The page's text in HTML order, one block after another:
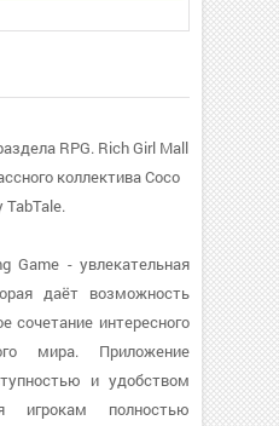
RPG. Rich Girl Mall
коллектива Coco
TabTale.
Game - увлекательная
даёт возможность
сочетание интересного
мира. Приложение
и удобством
игрокам полностью